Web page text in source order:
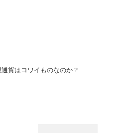
貨はコワイものなのか？